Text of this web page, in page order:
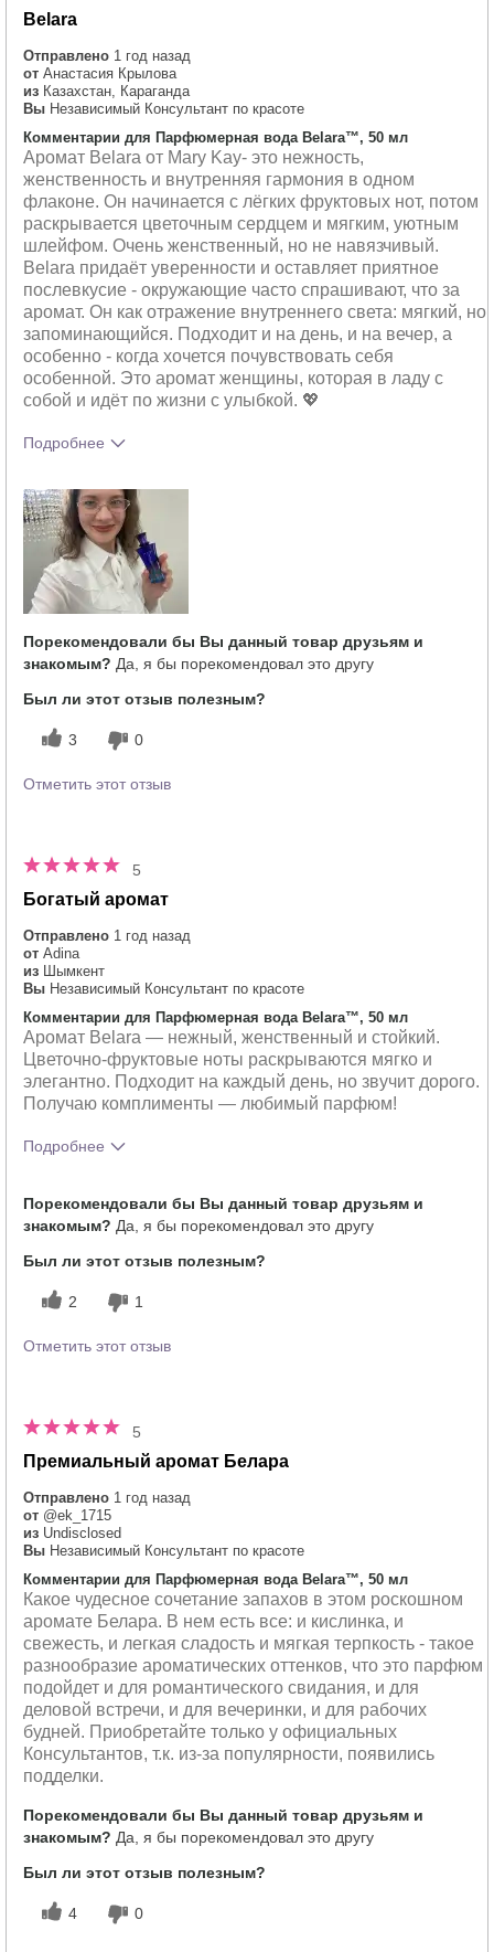
Belara
Отправлено 1 год назад
от Анастасия Крылова
из Казахстан, Караганда
Вы Независимый Консультант по красоте
Комментарии для Парфюмерная вода Belara™, 50 мл
Аромат Belara от Mary Kay- это нежность,
женственность и внутренняя гармония в одном
флаконе. Он начинается с лёгких фруктовых нот, потом
раскрывается цветочным сердцем и мягким, уютным
шлейфом. Очень женственный, но не навязчивый.
Belara придаёт уверенности и оставляет приятное
послевкусие - окружающие часто спрашивают, что за
аромат. Он как отражение внутреннего света: мягкий, но
запоминающийся. Подходит и на день, и на вечер, а
особенно - когда хочется почувствовать себя
особенной. Это аромат женщины, которая в ладу с
собой и идёт по жизни с улыбкой. 💖
Подробнее
впечатления от аромата?
Насколько вам понравился аромат?
Порекомендовали бы Вы данный товар друзьям и
знакомым? Да, я бы порекомендовал это другу
Был ли этот отзыв полезным?
3 0
Отметить этот отзыв
5
Богатый аромат
Отправлено 1 год назад
от Adina
из Шымкент
Вы Независимый Консультант по красоте
Комментарии для Парфюмерная вода Belara™, 50 мл
Аромат Belara — нежный, женственный и стойкий.
Цветочно-фруктовые ноты раскрываются мягко и
элегантно. Подходит на каждый день, но звучит дорого.
Получаю комплименты — любимый парфюм!
Подробнее
впечатления от аромата?
Цветочный
Насколько вам понравился аромат?
Порекомендовали бы Вы данный товар друзьям и
знакомым? Да, я бы порекомендовал это другу
Был ли этот отзыв полезным?
2 1
Отметить этот отзыв
5
Премиальный аромат Белара
Отправлено 1 год назад
от @ek_1715
из Undisclosed
Вы Независимый Консультант по красоте
Комментарии для Парфюмерная вода Belara™, 50 мл
Какое чудесное сочетание запахов в этом роскошном
аромате Белара. В нем есть все: и кислинка, и
свежесть, и легкая сладость и мягкая терпкость - такое
разнообразие ароматических оттенков, что это парфюм
подойдет и для романтического свидания, и для
деловой встречи, и для вечеринки, и для рабочих
будней. Приобретайте только у официальных
Консультантов, т.к. из-за популярности, появились
подделки.
Порекомендовали бы Вы данный товар друзьям и
знакомым? Да, я бы порекомендовал это другу
Был ли этот отзыв полезным?
4 0